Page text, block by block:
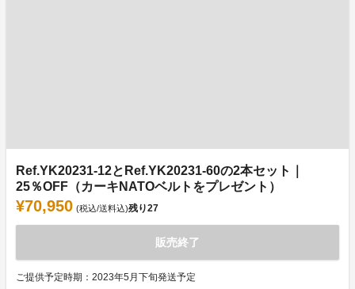
Ref.YK20231-12とRef.YK20231-60の2本セット｜
25％OFF（カーキNATOベルトをプレゼント）
¥70,950 (税込/送料込)残り27
販売終了
ご提供予定時期：2023年5月下旬発送予定